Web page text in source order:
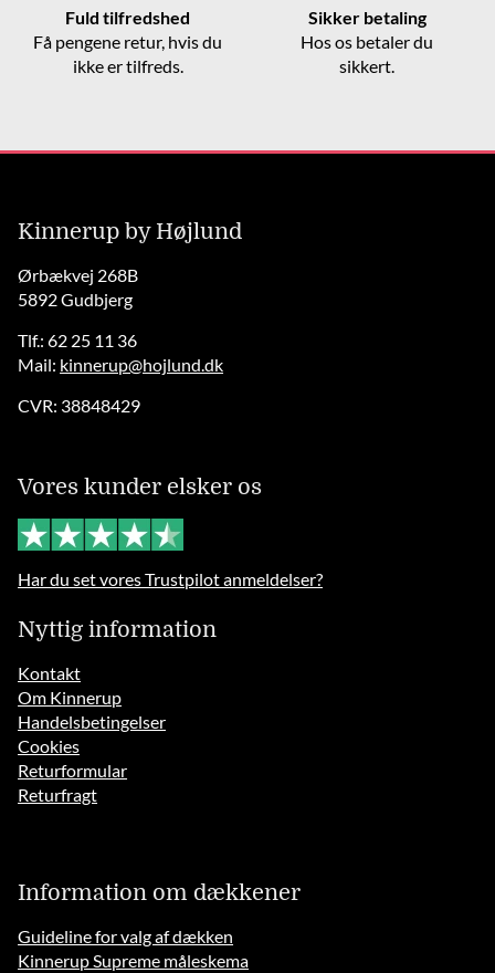
Fuld tilfredshed
Få pengene retur, hvis du
ikke er tilfreds.
Sikker betaling
Hos os betaler du
sikkert.
Kinnerup by Højlund
Ørbækvej 268B
5892 Gudbjerg
Tlf.: 62 25 11 36
Mail: kinnerup@hojlund.dk
CVR: 38848429
Vores kunder elsker os
Har du set vores Trustpilot anmeldelser?
Nyttig information
Kontakt
Om Kinnerup
Handelsbetingelser
Cookies
Returformular
Returfragt
Information om dækkener
Guideline for valg af dækken
Kinnerup Supreme måleskema